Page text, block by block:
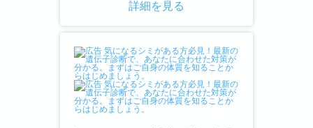
詳細を見る